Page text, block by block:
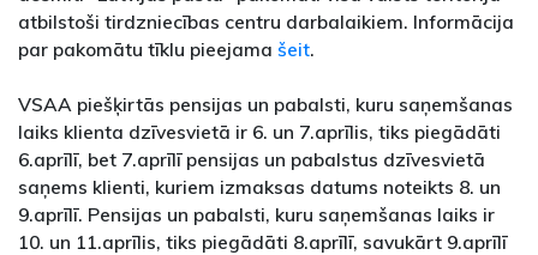
atbilstoši tirdzniecības centru darbalaikiem. Informācija
par pakomātu tīklu pieejama šeit.
VSAA piešķirtās pensijas un pabalsti, kuru saņemšanas
laiks klienta dzīvesvietā ir 6. un 7.aprīlis, tiks piegādāti
6.aprīlī, bet 7.aprīlī pensijas un pabalstus dzīvesvietā
saņems klienti, kuriem izmaksas datums noteikts 8. un
9.aprīlī. Pensijas un pabalsti, kuru saņemšanas laiks ir
10. un 11.aprīlis, tiks piegādāti 8.aprīlī, savukārt 9.aprīlī